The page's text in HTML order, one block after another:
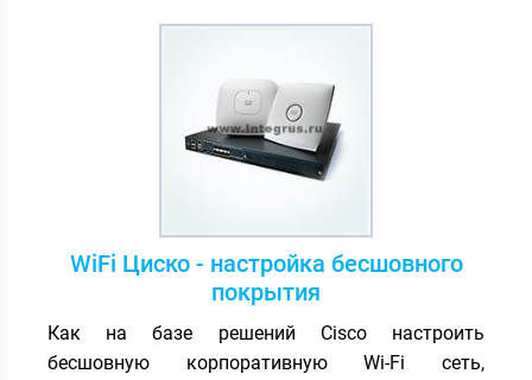
WiFi Циско - настройка бесшовного
покрытия
Как на базе решений Cisco настроить
бесшовную корпоративную Wi-Fi сеть,